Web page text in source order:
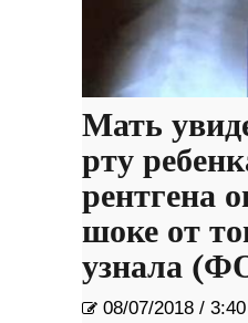
Мать
рту
рентгена
шоке от
узнала
08/07/2018 /